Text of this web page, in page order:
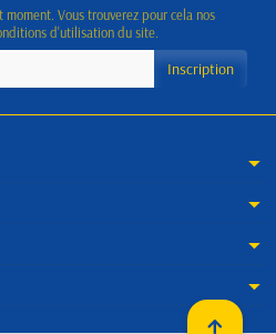
Vous trouverez pour cela nos
d'utilisation du site.